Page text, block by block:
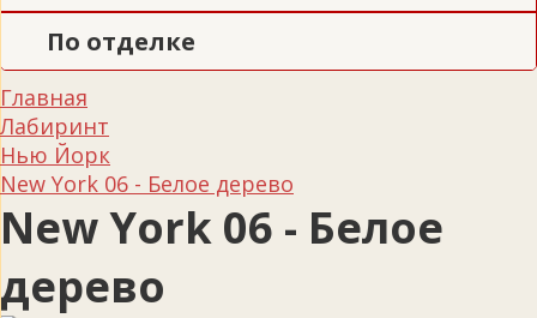
По отделке
Главная
Лабиринт
Нью Йорк
New York 06 - Белое дерево
New York 06 - Белое
дерево